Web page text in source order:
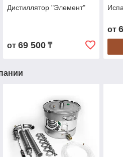
Дистиллятор "Элемент"
от 69 500₸
от